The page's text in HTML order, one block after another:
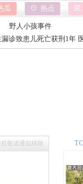
热点
瓜
野人小孩事件
山西大同订婚强奸案
吉林大爷救助重庆游客
诊致患儿死亡获刑1年
敬请通知移除